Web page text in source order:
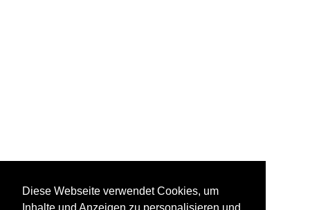
Diese Webseite verwendet Cookies, um